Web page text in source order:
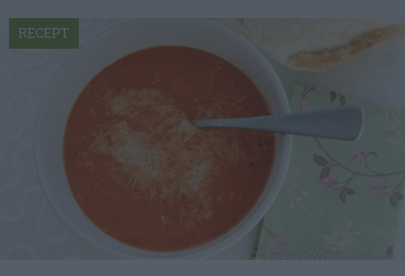
RECEPT